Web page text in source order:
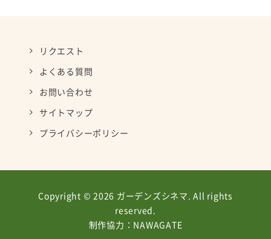
リクエスト
よくある質問
お問い合わせ
サイトマップ
プライバシーポリシー
Copyright © 2026 ガーデンズシネマ. All rights
reserved.
制作協力： NAWAGATE